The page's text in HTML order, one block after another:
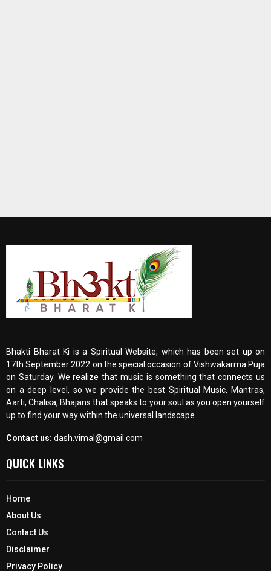
Bhakti Bharat Ki is a Spiritual Website, which has been set up on
17th September 2022 on the special occasion of Vishwakarma Puja
on Saturday. We realize that music is something that connects us
on a deep level, so we provide the best Spiritual Music, Mantras,
Aarti, Chalisa, Bhajans that speaks to your soul as you open yourself
up to find your way within the universal landscape.
Contact us: dash.vimal@gmail.com
QUICK LINKS
Home
About Us
Contact Us
Disclaimer
Privacy Policy